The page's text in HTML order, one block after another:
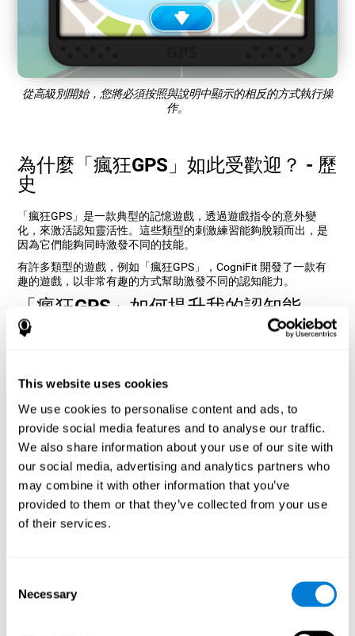
This website uses cookies
We use cookies to personalise content and ads, to
provide social media features and to analyse our traffic.
We also share information about your use of our site with
our social media, advertising and analytics partners who
may combine it with other information that you’ve
provided to them or that they’ve collected from your use
of their services.
Selection
Necessary
從高級別開始，您將必須按照與說明中顯示的相反的方式執行操
作。
為什麼「瘋狂GPS」如此受歡迎？ - 歷
史
「瘋狂GPS」是一款典型的記憶遊戲，透過遊戲指令的意外變
化，來激活認知靈活性。這些類型的刺激練習能夠脫穎而出，是
因為它們能夠同時激發不同的技能。
有許多類型的遊戲，例如「瘋狂GPS」，CogniFit 開發了一款有
趣的遊戲，以非常有趣的方式幫助激發不同的認知能力。
「瘋狂GPS」如何提升我的認知能
力？
迴路重組和恢復減弱或受損的認知功能。
「瘋狂GPS」有助於訓練計畫和視覺記憶。持續刺激這些技能可
以幫助創造新的突觸，重組神經迴路並改善認知功能。
第一周 第二週 第三週